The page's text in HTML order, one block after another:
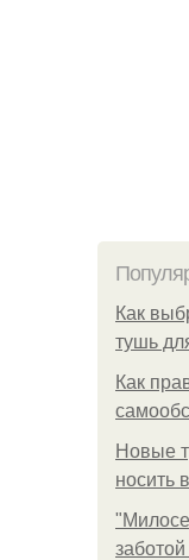
Как
тушь
Как
Новые
носить